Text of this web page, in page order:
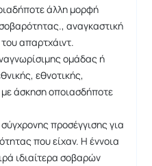
άλλη μορφή
αναγκαστική
απαρτχάιντ.
ομάδας ή
εθνοτικής,
με άσκηση οποιασδήποτε
προσέγγισης για
που είχαν. Η έννοια
ιδιαίτερα σοβαρών